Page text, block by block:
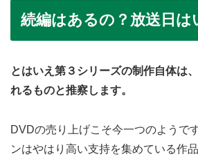
続編はあるの？放送日は
とはいえ第３シリーズの制作自体は
れるものと推察します。
DVDの売り上げこそ今一つのようで
ンはやはり高い支持を集めている作